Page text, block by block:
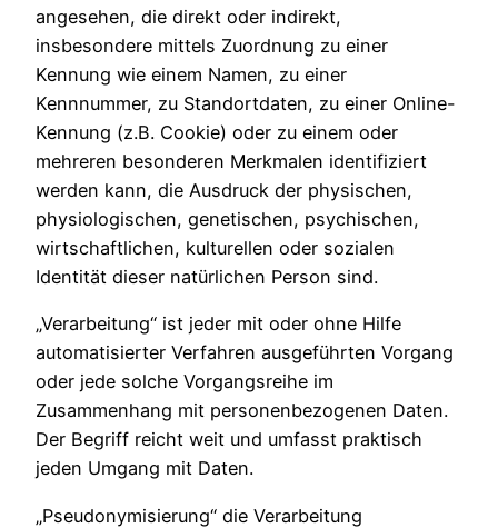
angesehen, die direkt oder indirekt,
insbesondere mittels Zuordnung zu einer
Kennung wie einem Namen, zu einer
Kennnummer, zu Standortdaten, zu einer Online-
Kennung (z.B. Cookie) oder zu einem oder
mehreren besonderen Merkmalen identifiziert
werden kann, die Ausdruck der physischen,
physiologischen, genetischen, psychischen,
wirtschaftlichen, kulturellen oder sozialen
Identität dieser natürlichen Person sind.
„Verarbeitung“ ist jeder mit oder ohne Hilfe
automatisierter Verfahren ausgeführten Vorgang
oder jede solche Vorgangsreihe im
Zusammenhang mit personenbezogenen Daten.
Der Begriff reicht weit und umfasst praktisch
jeden Umgang mit Daten.
„Pseudonymisierung“ die Verarbeitung